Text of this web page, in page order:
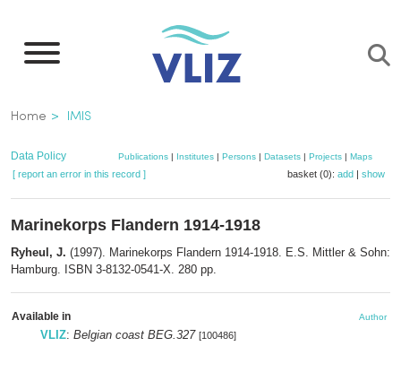
main
Breadcrumb
Home IMIS
Data Policy Publications | Institutes | Persons | Datasets | Projects | Maps
[ report an error in this record ] basket (0): add | show
Marinekorps Flandern 1914-1918
Ryheul, J. (1997). Marinekorps Flandern 1914-1918. E.S. Mittler & Sohn:
Hamburg. ISBN 3-8132-0541-X. 280 pp.
Available in Author
VLIZ: Belgian coast BEG.327 [100486]